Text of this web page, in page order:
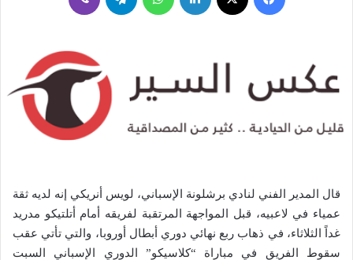
قال المدير الفني لنادي برشلونة الإسباني، لويس أنريكي إنه لديه ثقة
عمياء في لاعبيه، قبل المواجهة المرتقبة لفريقه أمام أتلتيكو مدريد
غداً الثلاثاء، في ذهاب ربع نهائي دوري أبطال أوروبا، والتي تأتي عقب
سقوط الفريق في مباراة “كلاسيكو” الدوري الإسباني السبت